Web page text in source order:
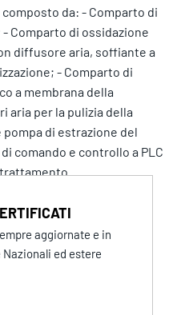
da: - Comparto di
Comparto di ossidazione
diffusore aria, soffiante a
- Comparto di
a membrana della
aria per la pulizia della
di estrazione del
comando e controllo a PLC
.
aggiornate e in
ed estere